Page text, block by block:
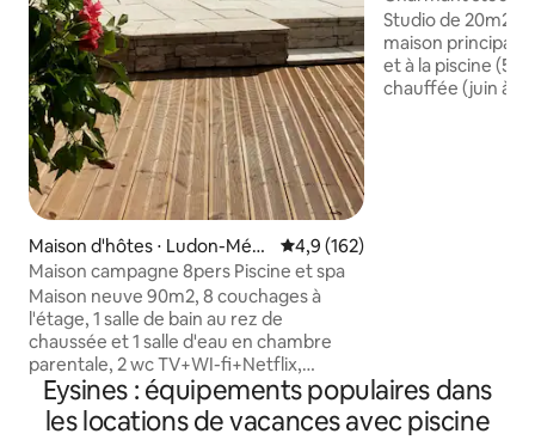
Maison d'hôtes ⋅ Ludon-Méd
oc
Évaluation moyenne sur la
4,9 (162)
Maison campagne 8pers Piscine et spa
Maison neuve 90m2, 8 couchages à
l'étage, 1 salle de bain au rez de
chaussée et 1 salle d'eau en chambre
parentale, 2 wc TV+WI-fi+Netflix,
machine à café grain A 20 mn de
Bordeaux,stade Matmut, vinexpo et 45
mn des plages et sur la route des
maison au calme.
Studio de 20m2
maison principale
et à la piscine
chauffée (juin à
Eysines : équipements populaires dans
les locations de vacances avec piscine